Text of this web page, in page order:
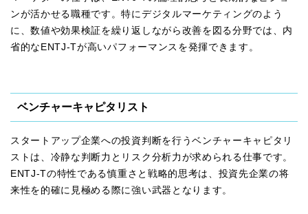
ンが活かせる職種です。特にデジタルマーケティングのよう
に、数値や効果検証を繰り返しながら改善を図る分野では、内
省的なENTJ-Tが高いパフォーマンスを発揮できます。
ベンチャーキャピタリスト
スタートアップ企業への投資判断を行うベンチャーキャピタリ
ストは、冷静な判断力とリスク分析力が求められる仕事です。
ENTJ-Tの特性である慎重さと戦略的思考は、投資先企業の将
来性を的確に見極める際に強い武器となります。